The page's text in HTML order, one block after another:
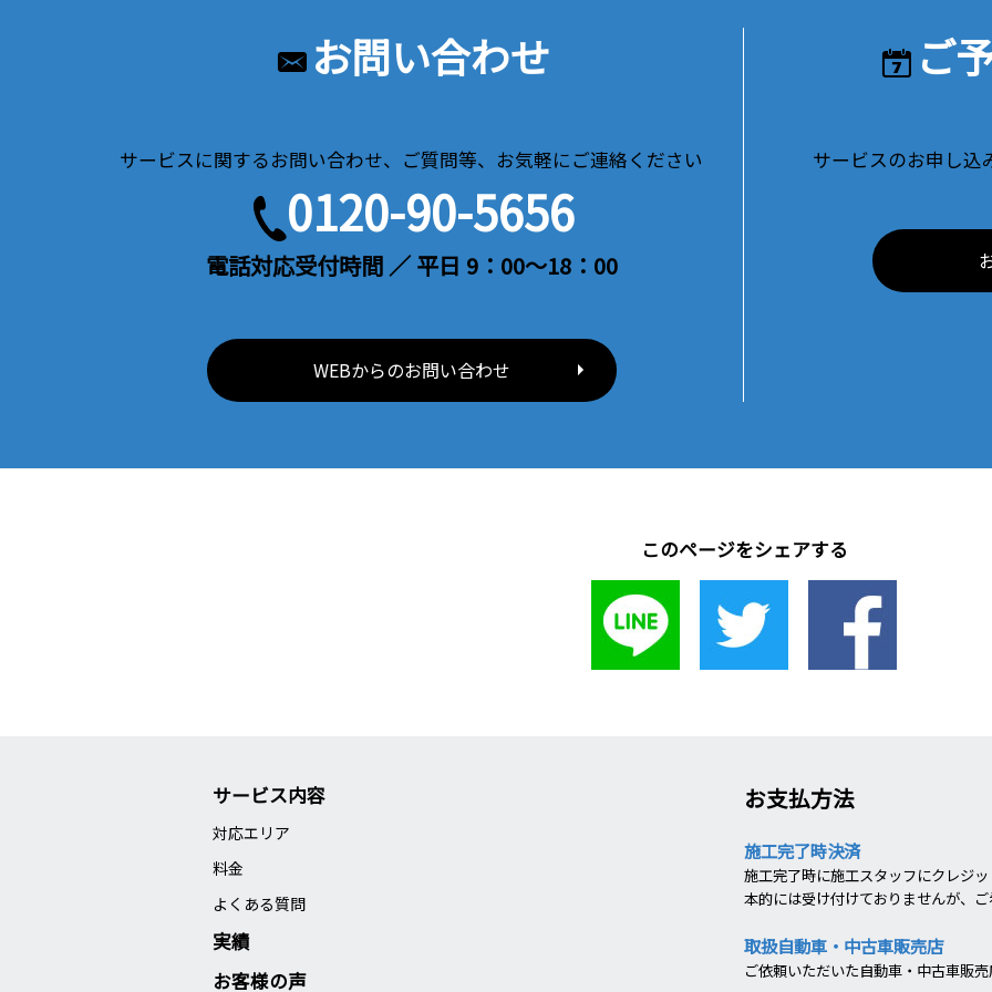
お問い合わせ
サービスに関するお問い合わせ、ご質問等、お気軽にご連絡ください
0120-90-5656
電話対応受付時間 ／ 平日 9：00～18：00
WEBからのお問い合わせ
ご
サービスのお申し込
このページをシェアする
サービス内容
対応エリア
料金
よくある質問
実績
お客様の声
お支払方法
施工完了時決済
施工完了時に施工スタッフにクレジ
本的には受け付けておりませんが、
取扱自動車・中古車販売店
ご依頼いただいた自動車・中古車販